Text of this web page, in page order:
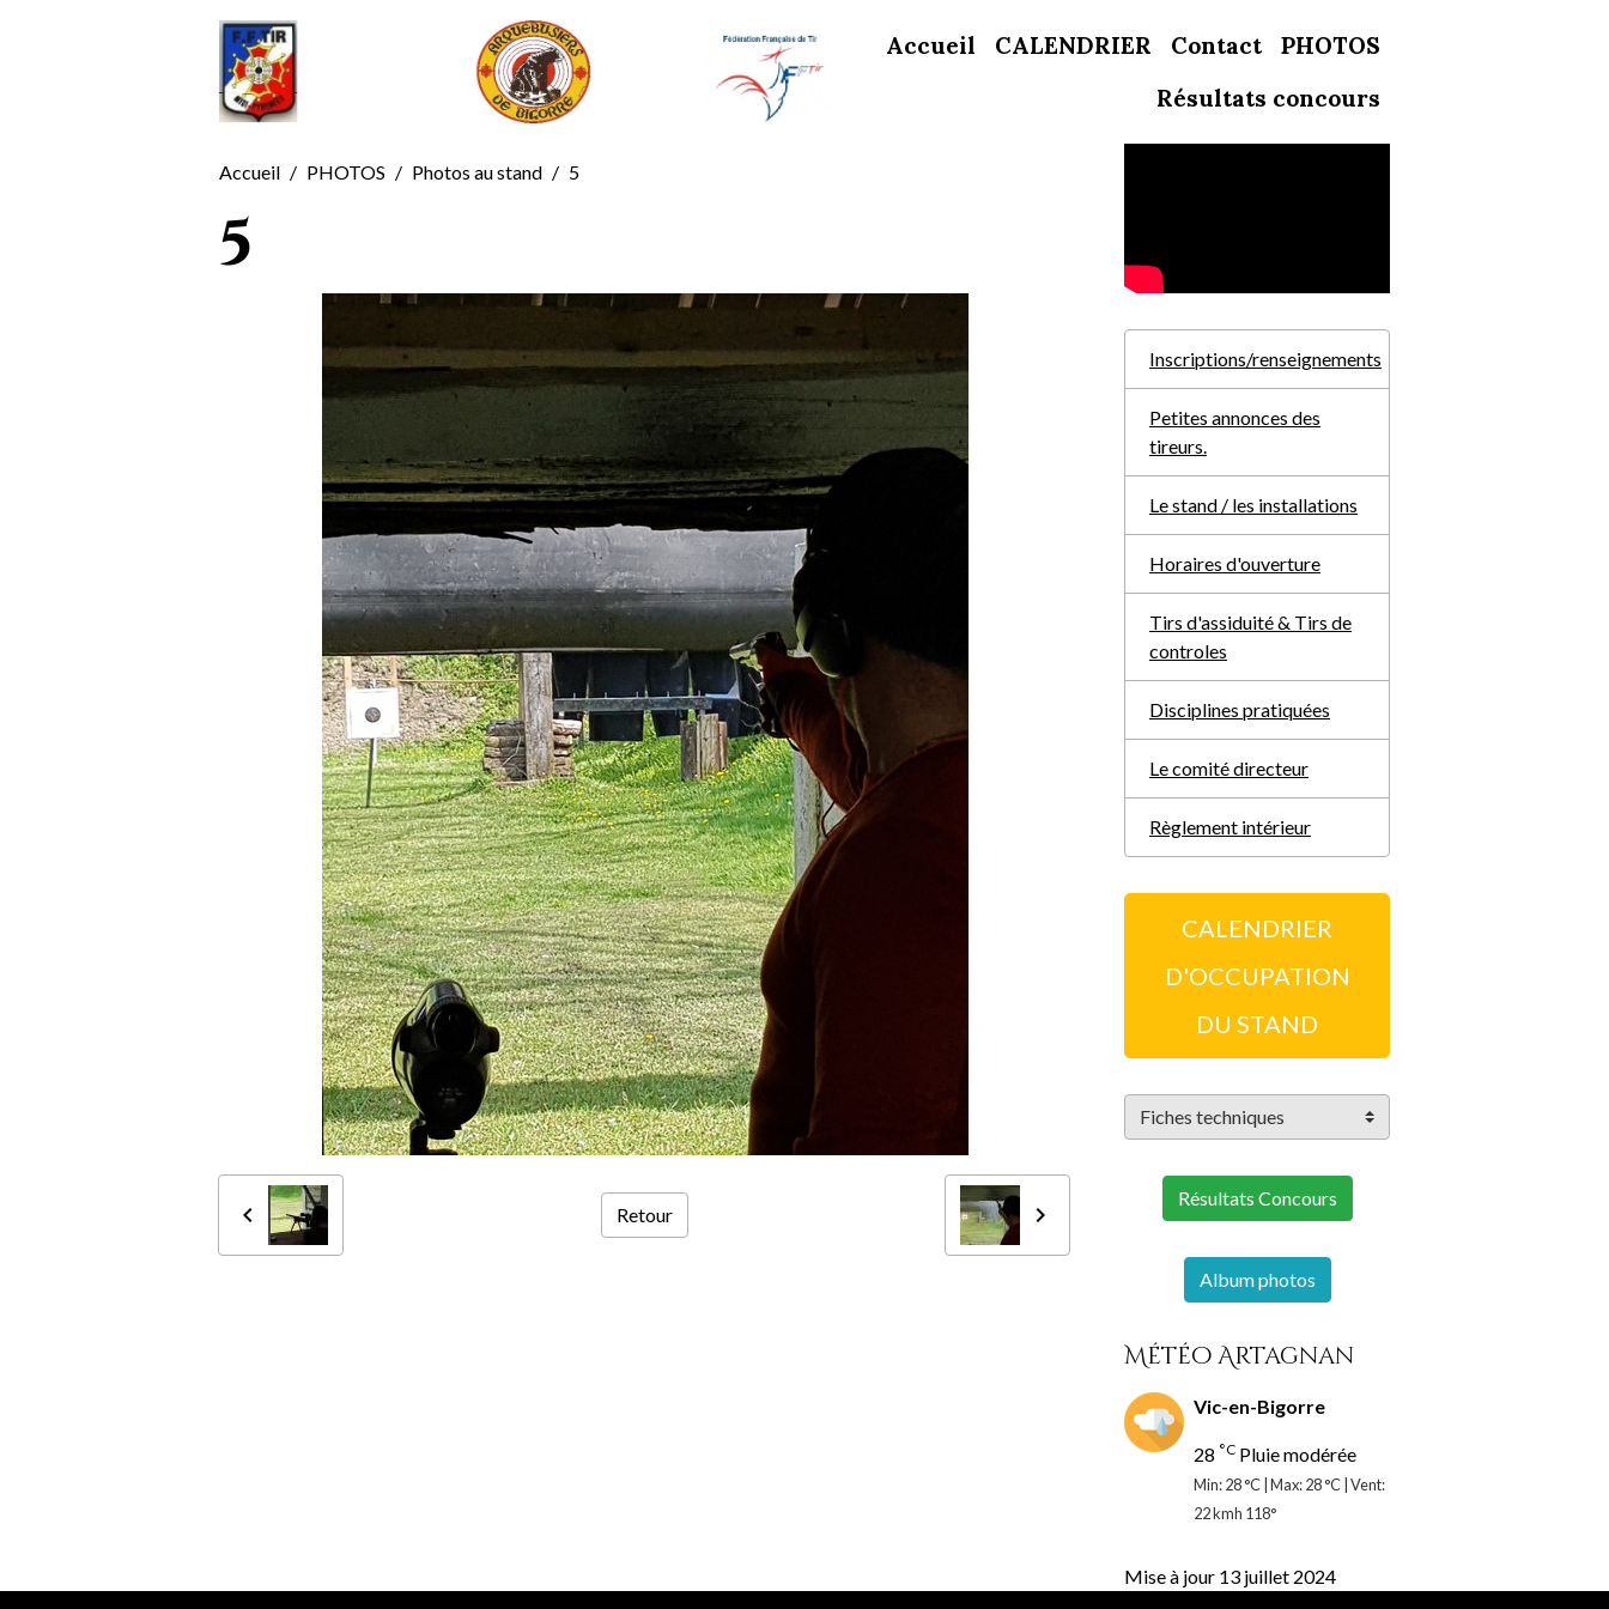
Accueil CALENDRIER Contact
PHOTOS
Résultats concours
Accueil PHOTOS Photos au stand 5
5
Retour
Inscriptions/renseignements
Petites annonces des
tireurs.
Le stand / les installations
Horaires d'ouverture
Tirs d'assiduité & Tirs de
controles
Disciplines pratiquées
Le comité directeur
Règlement intérieur
CALENDRIER
D'OCCUPATION
DU STAND
Résultats Concours
Album photos
Météo Artagnan
Vic-en-Bigorre
28 °C Pluie modérée
Min: 28 °C | Max: 28 °C | Vent:
22 kmh 118°
Mise à jour 13 juillet 2024